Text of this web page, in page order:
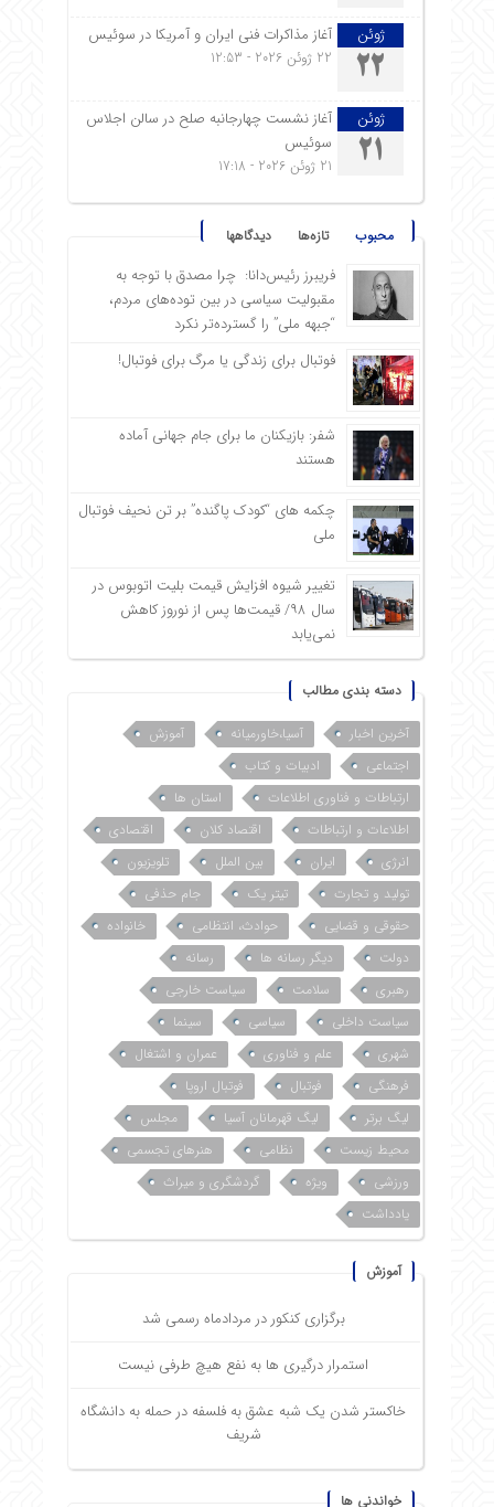
ژوئن
22
آغاز مذاکرات فنی ایران و آمریکا در سوئیس
22 ژوئن 2026 - 12:53
ژوئن
21
آغاز نشست چهارجانبه صلح در سالن اجلاس
سوئیس
21 ژوئن 2026 - 17:18
محبوب تازه‌ها دیدگاهها
فریبرز رئیس‌دانا: چرا مصدق با توجه به
مقبولیت سیاسی در بین توده‌های مردم،
“جبهه ملی” را گسترده‌تر نکرد
فوتبال برای زندگی یا مرگ برای فوتبال!
شفر: بازیکنان ما برای جام جهانی آماده
هستند
چکمه های “کودک پاگنده” بر تن نحیف فوتبال
ملی
تغییر شیوه افزایش قیمت بلیت اتوبوس در
سال ۹۸/ قیمت‌ها پس از نوروز کاهش
نمی‌یابد
دسته بندی مطالب
آخرین اخبار آسیا،خاورمیانه
آموزش
اجتماعی
ادبیات و کتاب
ارتباطات و فناوری اطلاعات
استان ها
اطلاعات و ارتباطات
اقتصاد کلان
اقتصادی
انرژی
ایران بین الملل
تلویزیون
تولید و تجارت
تیتر یک
جام حذفی
حقوقی و قضایی
حوادث، انتظامی
خانواده
دولت
دیگر رسانه ها
رسانه
رهبری
سلامت
سیاست خارجی
سیاست داخلی
سیاسی
سینما
شهری
علم و فناوری
عمران و اشتغال
فرهنگی
فوتبال
فوتبال اروپا
لیگ برتر
لیگ قهرمانان آسیا
مجلس
محیط زیست
نظامی
هنرهای تجسمی
ورزشی
ویژه
گردشگری و میراث
یادداشت
آموزش
برگزاری کنکور در مردادماه رسمی شد
استمرار درگیری ها به نفع هیچ طرفی نیست
خاکستر شدن یک شبه عشق به فلسفه در حمله به دانشگاه
شریف
خواندنی ها